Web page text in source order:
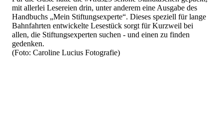
mit allerlei Lesereien drin, unter anderem eine Ausgabe des
Handbuchs „Mein Stiftungsexperte“. Dieses speziell für lange
Bahnfahrten entwickelte Lesestück sorgt für Kurzweil bei
allen, die Stiftungsexperten suchen - und einen zu finden
gedenken.
(Foto: Caroline Lucius Fotografie)